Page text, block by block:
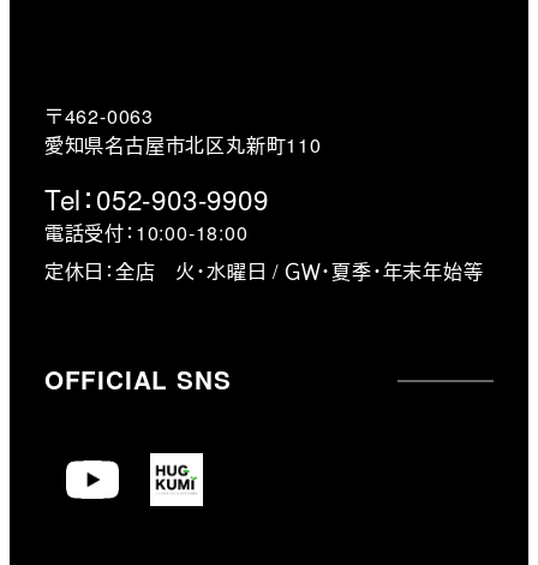
〒462-0063
愛知県名古屋市北区丸新町110
Tel：052-903-9909
電話受付：10:00-18:00
定休日：全店 火・水曜日 / ＧＷ・夏季・年末年始等
OFFICIAL SNS